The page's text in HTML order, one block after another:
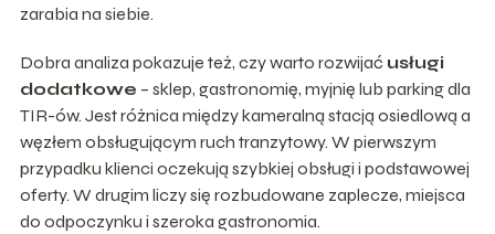
zarabia na siebie.
Dobra analiza pokazuje też, czy warto rozwijać usługi
dodatkowe – sklep, gastronomię, myjnię lub parking dla
TIR-ów. Jest różnica między kameralną stacją osiedlową a
węzłem obsługującym ruch tranzytowy. W pierwszym
przypadku klienci oczekują szybkiej obsługi i podstawowej
oferty. W drugim liczy się rozbudowane zaplecze, miejsca
do odpoczynku i szeroka gastronomia.